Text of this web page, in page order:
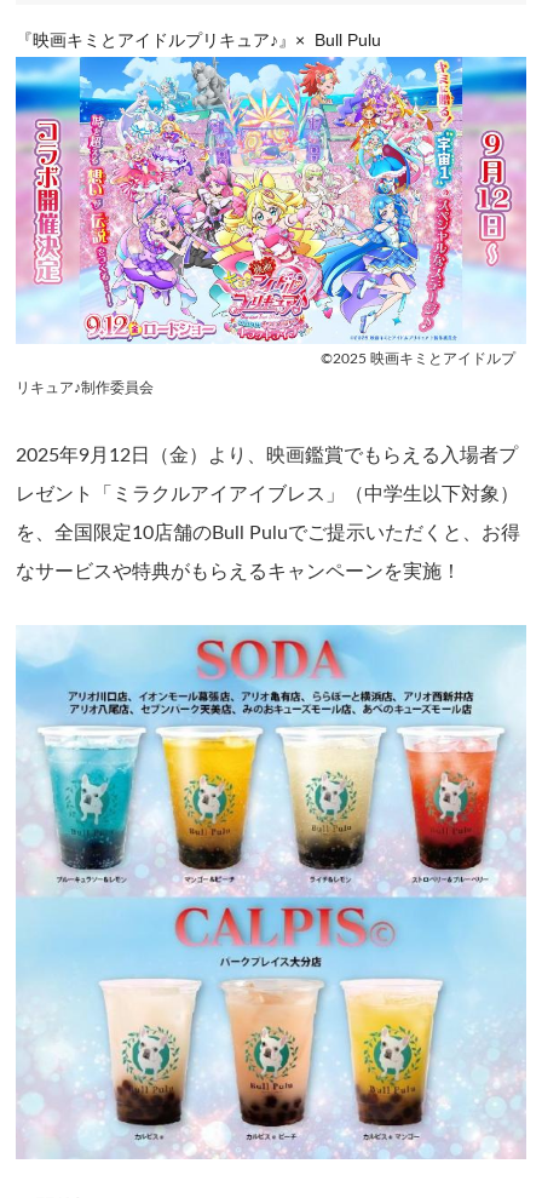
『映画キミとアイドルプリキュア♪』× Bull Pulu
©︎2025 映画キミとアイドルプ
リキュア♪制作委員会
2025年9月12日（金）より、映画鑑賞でもらえる入場者プ
レゼント「ミラクルアイアイブレス」（中学生以下対象）
を、全国限定10店舗のBull Puluでご提示いただくと、お得
なサービスや特典がもらえるキャンペーンを実施！